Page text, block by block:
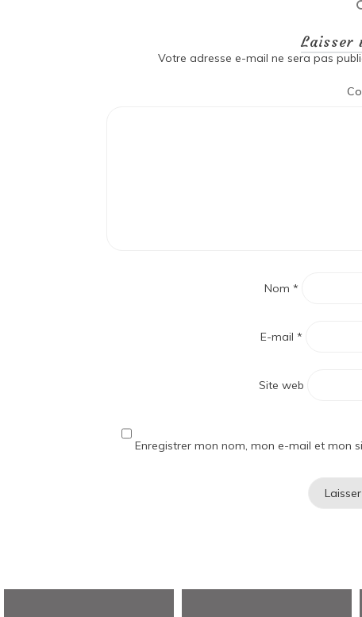
Laisser
Votre adresse e-mail ne sera pas
Nom *
E-mail *
Site web
Enregistrer mon nom, mon e-mail et mon